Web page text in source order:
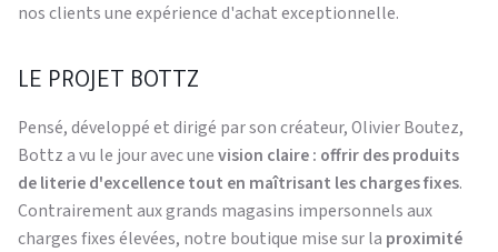
nos clients une expérience d'achat exceptionnelle.
LE PROJET BOTTZ
Pensé, développé et dirigé par son créateur, Olivier Boutez,
Bottz a vu le jour avec unevision claire : offrir des produits
de literie d'excellence tout en maîtrisant les charges fixes.
Contrairement aux grands magasins impersonnels aux
charges fixes élevées, notre boutique mise sur la proximité